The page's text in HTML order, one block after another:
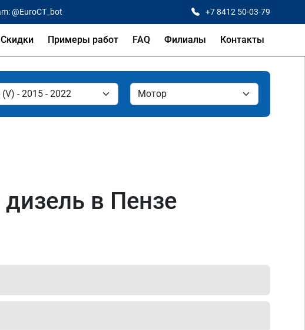
@EuroCT_bot +7 8412 50-03-79
Скидки Примеры работ FAQ Филиалы Контакты
в Пензе